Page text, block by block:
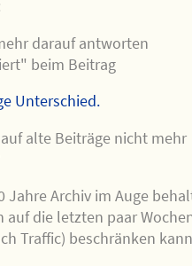
darauf antworten
beim Beitrag
Unterschied.
alte Beiträge nicht mehr
Jahre Archiv im Auge
auf die letzten paar
Traffic) beschränken